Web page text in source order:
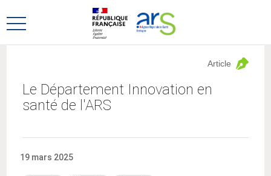
au
menu
au
contenu
Ouvrir
Le Département Innovation en
santé de l'ARS
Article
19 mars 2025